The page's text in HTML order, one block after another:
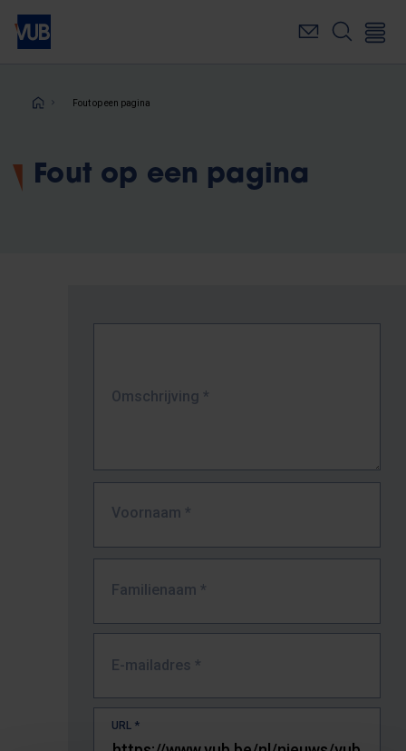
Overslaan
naar
inhoudKruimelpad
Fout op een pagina
Fout op een pagina
Omschrijving *
Voornaam *
Familienaam *
E-mailadres *
URL *